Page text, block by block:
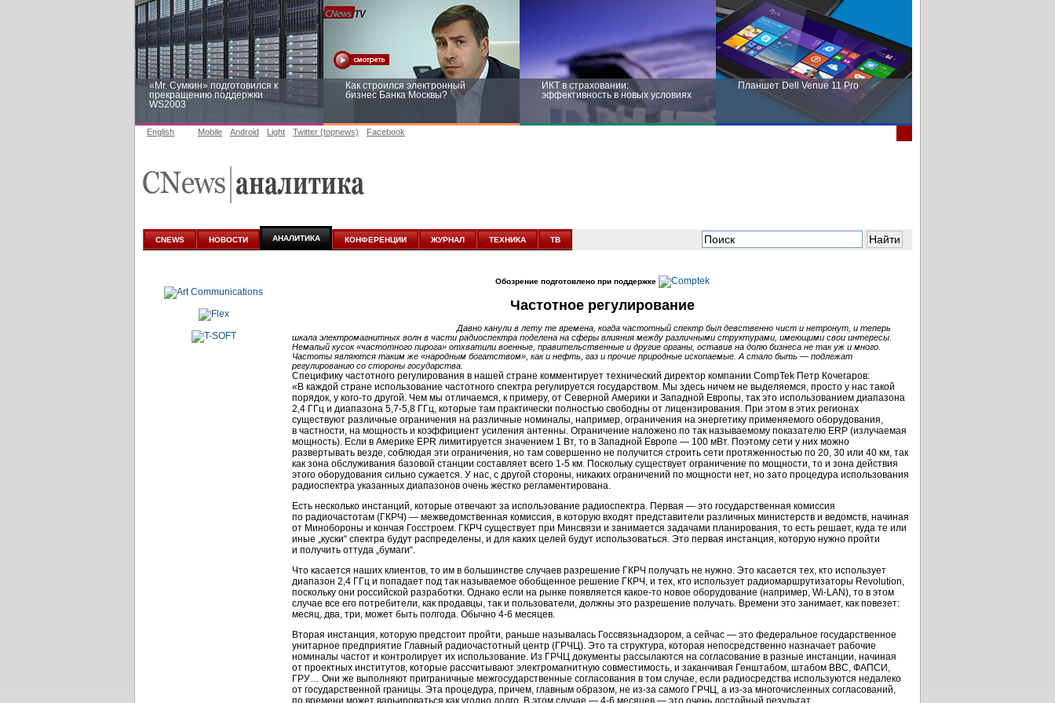
«Mr. Сумкин» подготовился к
прекращению поддержки
WS2003
Как строился электронный
бизнес Банка Москвы?
ИКТ в страховании:
эффективность в новых условиях
Планшет Dell Venue 11 Pro
аналитике
новых условиях
English Mobile Android Light Twitter (topnews) Facebook
CNEWS НОВОСТИ АНАЛИТИКА КОНФЕРЕНЦИИ ЖУРНАЛ ТЕХНИКА ТВ
Обозрение подготовлено при поддержке
Частотное регулирование
Давно канули в лету те времена, когда частотный спектр был девственно чист и нетронут, и теперь
шкала электромагнитных волн в части радиоспектра поделена на сферы влияния между различными структурами, имеющими свои интересы.
Немалый кусок «частотного пирога» отхватили военные, правительственные и другие органы, оставив на долю бизнеса не так уж и много.
Частоты являются таким же «народным богатством», как и нефть, газ и прочие природные ископаемые. А стало быть — подлежат
регулированию со стороны государства.
Специфику частотного регулирования в нашей стране комментирует технический директор компании CompTek Петр Кочегаров:
«В каждой стране использование частотного спектра регулируется государством. Мы здесь ничем не выделяемся, просто у нас такой
порядок, у кого-то другой. Чем мы отличаемся, к примеру, от Северной Америки и Западной Европы, так это использованием диапазона
2,4 ГГц и диапазона 5,7-5,8 ГГц, которые там практически полностью свободны от лицензирования. При этом в этих регионах
существуют различные ограничения на различные номиналы, например, ограничения на энергетику применяемого оборудования,
в частности, на мощность и коэффициент усиления антенны. Ограничение наложено по так называемому показателю ЕRP (излучаемая
мощность). Если в Америке EPR лимитируется значением 1 Вт, то в Западной Европе — 100 мВт. Поэтому сети у них можно
развертывать везде, соблюдая эти ограничения, но там совершенно не получится строить сети протяженностью по 20, 30 или 40 км, так
как зона обслуживания базовой станции составляет всего 1-5 км. Поскольку существует ограничение по мощности, то и зона действия
этого оборудования сильно сужается. У нас, с другой стороны, никаких ограничений по мощности нет, но зато процедура использования
радиоспектра указанных диапазонов очень жестко регламентирована.
Есть несколько инстанций, которые отвечают за использование радиоспектра. Первая — это государственная комиссия
по радиочастотам (ГКРЧ) — межведомственная комиссия, в которую входят представители различных министерств и ведомств, начиная
от Минобороны и кончая Госстроем. ГКРЧ существует при Минсвязи и занимается задачами планирования, то есть решает, куда те или
иные „куски“ спектра будут распределены, и для каких целей будут использоваться. Это первая инстанция, которую нужно пройти
и получить оттуда „бумаги“.
Что касается наших клиентов, то им в большинстве случаев разрешение ГКРЧ получать не нужно. Это касается тех, кто использует
диапазон 2,4 ГГц и попадает под так называемое обобщенное решение ГКРЧ, и тех, кто использует радиомаршрутизаторы Revolution,
поскольку они российской разработки. Однако если на рынке появляется какое-то новое оборудование (например, Wi-LAN), то в этом
случае все его потребители, как продавцы, так и пользователи, должны это разрешение получать. Времени это занимает, как повезет:
месяц, два, три, может быть полгода. Обычно 4-6 месяцев.
Вторая инстанция, которую предстоит пройти, раньше называлась Госсвязьнадзором, а сейчас — это федеральное государственное
унитарное предприятие Главный радиочастотный центр (ГРЧЦ). Это та структура, которая непосредственно назначает рабочие
номиналы частот и контролирует их использование. Из ГРЧЦ документы рассылаются на согласование в разные инстанции, начиная
от проектных институтов, которые рассчитывают электромагнитную совместимость, и заканчивая Генштабом, штабом ВВС, ФАПСИ,
ГРУ… Они же выполняют приграничные межгосударственные согласования в том случае, если радиосредства используются недалеко
от государственной границы. Эта процедура, причем, главным образом, не из-за самого ГРЧЦ, а из-за многочисленных согласований,
по времени может варьироваться как угодно долго. В этом случае — 4-6 месяцев — это очень достойный результат.